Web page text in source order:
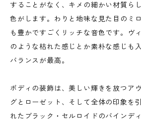
することがなく、キメの細かい材質ら
色がします。わりと地味な見た目のミ
も豊かですごくリッチな音色です。ヴ
のような枯れた感じとか素朴な感じも
バランスが最高。
ボディの装飾は、美しい輝きを放つア
グとローゼット、そして全体の印象を
れたブラック・セルロイドのバインデ